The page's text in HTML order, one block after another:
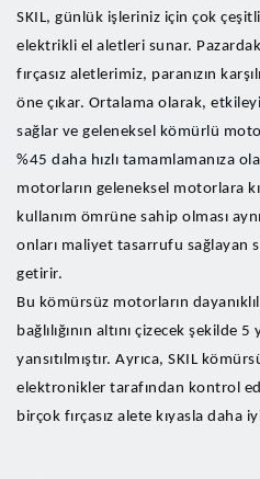
SKIL, günlük işleriniz için çok
elektrikli el aletleri sunar.
fırçasız aletlerimiz, paranızın
öne çıkar. Ortalama olarak, e
sağlar ve geleneksel kömürlü
%45 daha hızlı tamamlamanıza
motorların geleneksel motorlara
kullanım ömrüne sahip olması
onları maliyet tasarrufu sağlayan
getirir.
Bu kömürsüz motorların
bağlılığının altını çizecek şekilde
yansıtılmıştır. Ayrıca, SKIL
elektronikler tarafından kontrol
birçok fırçasız alete kıyasla daha